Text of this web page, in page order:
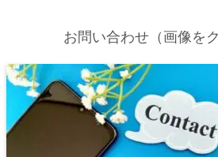
お問い合わせ（画像を